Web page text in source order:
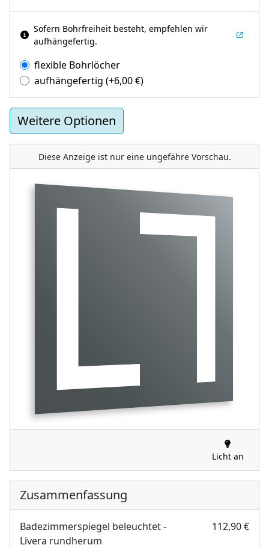
Sofern Bohrfreiheit besteht, empfehlen wir
aufhängefertig.
flexible Bohrlöcher
aufhängefertig (+6,00€)
Weitere Optionen
Diese Anzeige ist nur eine ungefähre Vorschau.
Licht an
Zusammenfassung
Badezimmerspiegel beleuchtet -
Livera rundherum
112,90 €